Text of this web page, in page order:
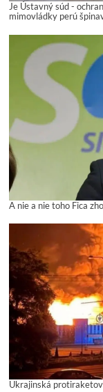
Je Ústavný súd -
mimovládky perú
A nie a nie toho Fica
Ukrajinská